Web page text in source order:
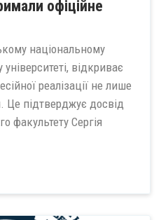
офіційне
національному
відкриває
реалізації не лише
Це підтверджує досвід
факультету Сергія